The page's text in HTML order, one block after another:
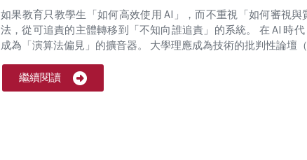
如果教育只教學生「如何高效使用 AI」，而不重視「如何審視
法，從可追責的主體轉移到「不知向誰追責」的系統。 在 AI 時
成為「演算法偏見」的擴音器。 大學理應成為技術的批判性論壇
繼續閱讀